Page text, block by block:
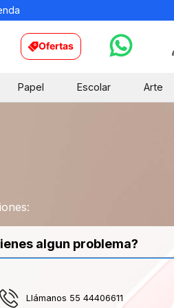
Ofertas
Papel Escolar Arte
algun problema?
Llámanos 55 44406611